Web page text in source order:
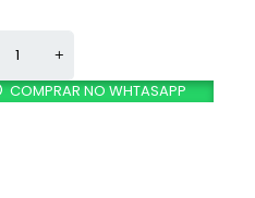
COMPRAR NO WHTASAPP